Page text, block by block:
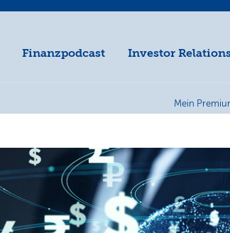
Finanzpodcast Investor
Mein